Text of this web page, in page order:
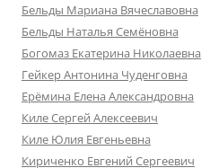
Бельды Мариана Вячеславовна
Бельды Наталья Семёновна
Богомаз Екатерина Николаевна
Гейкер Антонина Чуденговна
Ерёмина Елена Александровна
Киле Сергей Алексеевич
Киле Юлия Евгеньевна
Кириченко Евгений Сергеевич